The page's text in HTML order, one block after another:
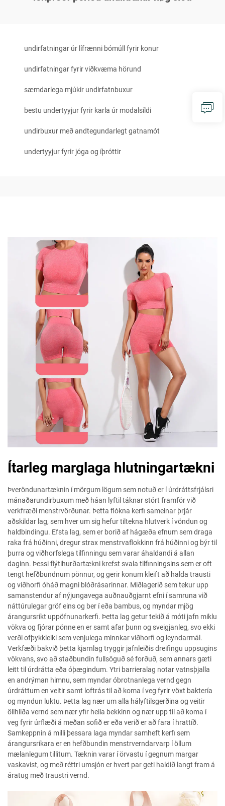
undirfatningar úr lífrænni bómúll fyrir konur
undirfatningar fyrir viðkvæma hörund
sæmdarlega mjúkir undirfatnbuxur
bestu undertyyjur fyrir karla úr modalsíldi
undirbuxur með andtegundarlegt gatnamót
undertyyjur fyrir jóga og íþróttir
Ítarleg marglaga hlutningartækni
Þveröndunartæknin í mörgum lögum sem notuð er í úrdráttsfrjálsri
mánaðarundirbuxum með háan lyftil táknar stórt framför við
verkfræði menstrvörðunar. Þetta flókna kerfi sameinar þrjár
aðskildar lag, sem hver um sig hefur tiltekna hlutverk í vöndun og
haldbindingu. Efsta lag, sem er borið af hágæða efnum sem draga
raka frá húðinni, dregur strax menstrvaflokkinn frá húðinni og býr til
þurra og viðhorfslega tilfinningu sem varar áhaldandi á allan
daginn. Þessi flýtihurðartækni krefst svala tilfinningsins sem er oft
tengt hefðbundnum pönnur, og gerir konum kleift að halda trausti
og viðhorfi óháð magni blóðrásarinnar. Miðlagerið sem tekur upp
samanstendur af nýjungavega auðnauðgjarnt efni í samruna við
náttúrulegar gröf eins og ber í eða bambus, og myndar mjög
árangursríkt uppöfnunarkerfi. Þetta lag getur tekið á móti jafn miklu
vökva og fjórar pönne en er samt afar þunn og sveigjanleg, svo ekki
verði ofþykkleiki sem venjulega minnkar viðhorfi og leyndarmál.
Verkfæði bakvið þetta kjarnlag tryggir jafnleiðis dreifingu uppsugins
vökvans, svo að staðbundin fullsöguð sé forðuð, sem annars gæti
leitt til úrdrátta eða óþægindum. Ytri barrieralag notar vatnsþjalla
en andrýman himnu, sem myndar óbrotnanlega vernd gegn
úrdráttum en veitir samt loftrás til að koma í veg fyrir vöxt baktería
og myndun luktu. Þetta lag nær um alla hályftilsgerðina og veitir
öllhliða vernd sem nær yfir heila bekkinn og nær upp til að koma í
veg fyrir úrflæði á meðan sofið er eða verið er að fara í hrattíð.
Samkeppnin á milli þessara laga myndar samheft kerfi sem
árangursríkara er en hefðbundin menstrverndarvarp í öllum
mælanlegum tillitum. Tæknin varar í örvastu í gegnum margar
vaskavist, og með réttri umsjón er hvert par geti haldið langt fram á
áratug með traustri vernd.